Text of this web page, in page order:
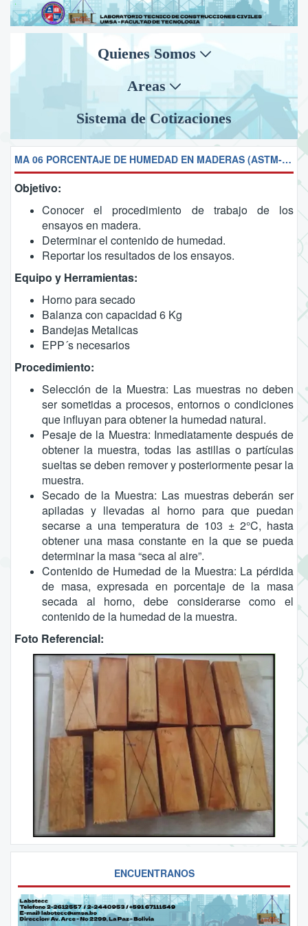
Quienes Somos
Areas
Sistema de Cotizaciones
MA 06 PORCENTAJE DE HUMEDAD EN MADERAS (ASTM-D3016)
Objetivo:
Conocer el procedimiento de trabajo de los
ensayos en madera.
Determinar el contenido de humedad.
Reportar los resultados de los ensayos.
Equipo y Herramientas:
Horno para secado
Balanza con capacidad 6 Kg
Bandejas Metalicas
EPP´s necesarios
Procedimiento:
Selección de la Muestra: Las muestras no deben
ser sometidas a procesos, entornos o condiciones
que influyan para obtener la humedad natural.
Pesaje de la Muestra: Inmediatamente después de
obtener la muestra, todas las astillas o partículas
sueltas se deben remover y posteriormente pesar la
muestra.
Secado de la Muestra: Las muestras deberán ser
apiladas y llevadas al horno para que puedan
secarse a una temperatura de 103 ± 2°C, hasta
obtener una masa constante en la que se pueda
determinar la masa “seca al aire”.
Contenido de Humedad de la Muestra: La pérdida
de masa, expresada en porcentaje de la masa
secada al horno, debe considerarse como el
contenido de la humedad de la muestra.
Foto Referencial:
ENCUENTRANOS